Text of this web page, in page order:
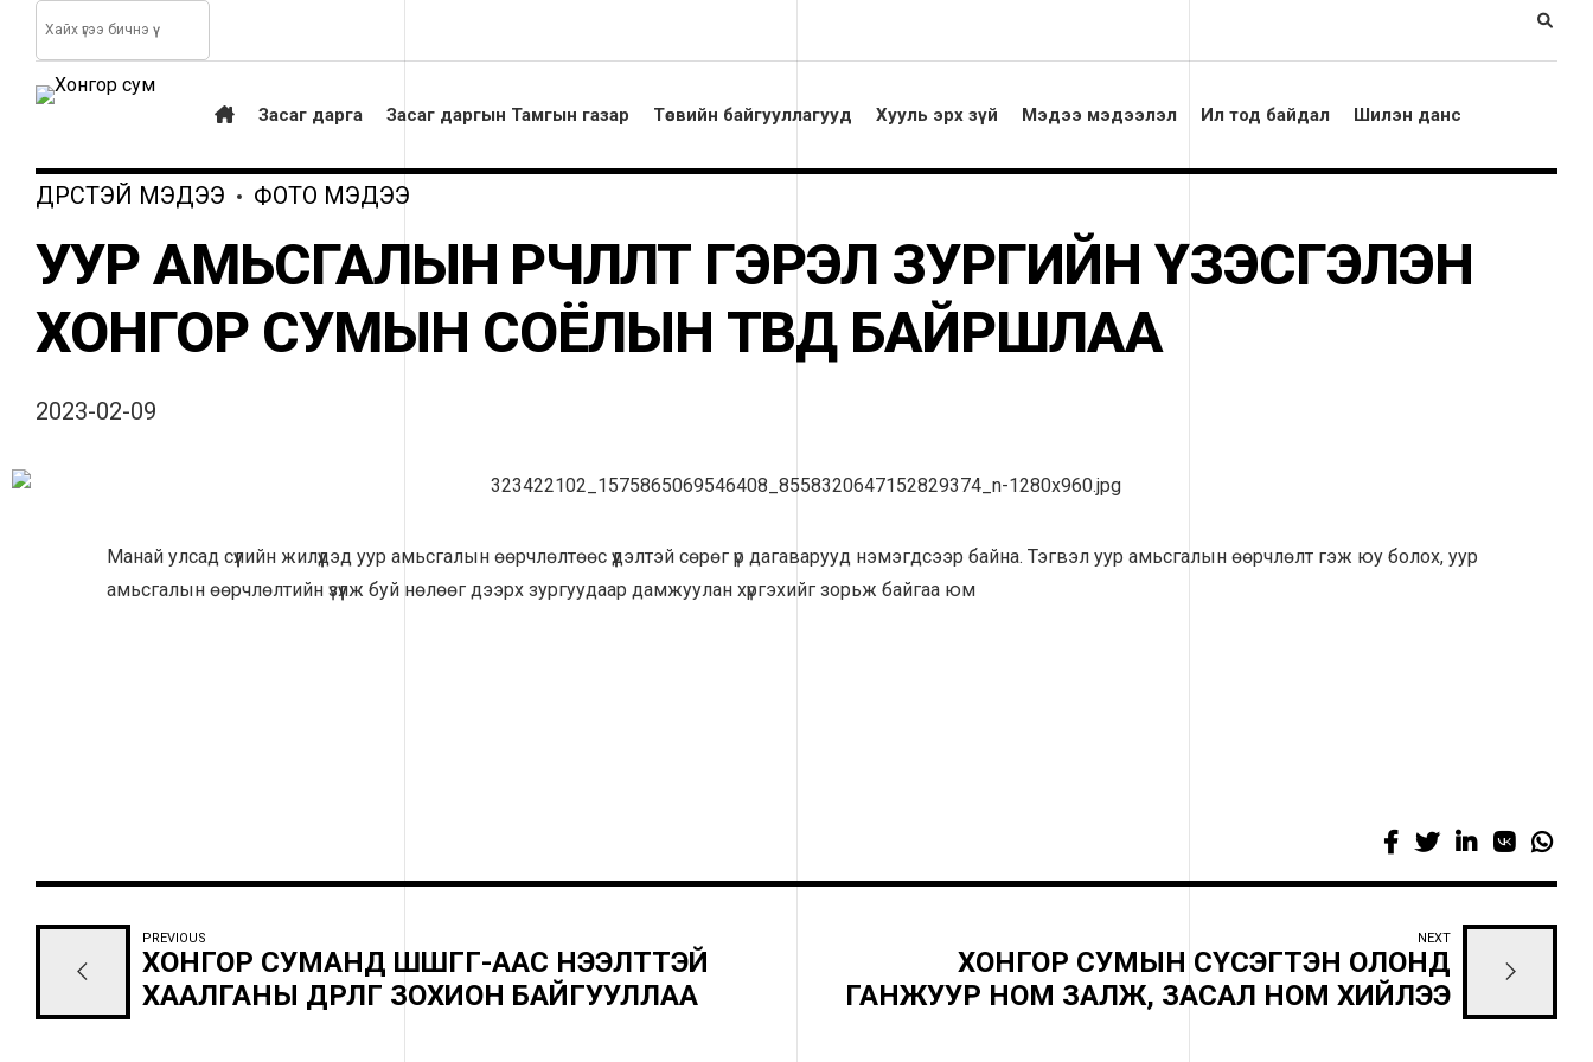
Засаг дарга Засаг даргын Тамгын газар Төсвийн байгууллагууд Хууль эрх зүй Мэдээ мэдээлэл Ил тод байдал Шилэн данс
ДҮРСТЭЙ МЭДЭЭ ФОТО МЭДЭЭ
УУР АМЬСГАЛЫН ӨӨРЧЛӨЛТ ГЭРЭЛ ЗУРГИЙН ҮЗЭСГЭЛЭН
ХОНГОР СУМЫН СОЁЛЫН ТӨВД БАЙРШЛАА
2023-02-09
Манай улсад сүүлийн жилүүдэд уур амьсгалын өөрчлөлтөөс үүдэлтэй сөрөг үр дагаварууд нэмэгдсээр байна. Тэгвэл уур амьсгалын өөрчлөлт гэж юу болох, уур
амьсгалын өөрчлөлтийн үзүүлж буй нөлөөг дээрх зургуудаар дамжуулан хүргэхийг зорьж байгаа юм
PREVIOUS
ХОНГОР СУМАНД ШШГГ-ААС НЭЭЛТТЭЙ
ХААЛГАНЫ ӨДӨРЛӨГ ЗОХИОН БАЙГУУЛЛАА
NEXT
ХОНГОР СУМЫН СҮСЭГТЭН ОЛОНД
ГАНЖУУР НОМ ЗАЛЖ, ЗАСАЛ НОМ ХИЙЛЭЭ